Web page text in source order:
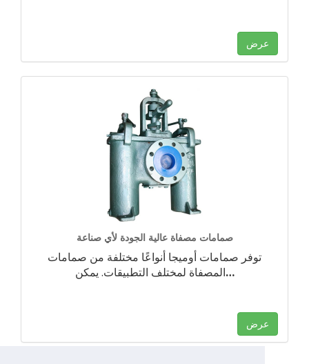
عرض
صمامات مصفاة عالية الجودة لأي صناعة
توفر صمامات أوميجا أنواعًا مختلفة من صمامات
المصفاة لمختلف التطبيقات. يمكن…
عرض